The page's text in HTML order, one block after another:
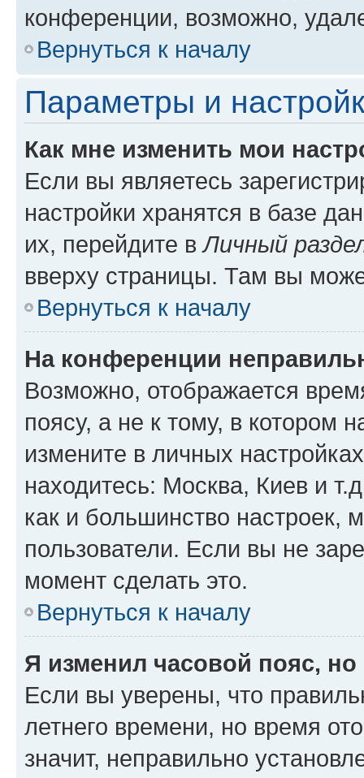
конференции, возможно,
Вернуться к началу
Параметры и
Как мне изменить мои
Если вы являетесь
настройки хранятся в базе
их, перейдите вЛичный
вверху страницы. Там вы
Вернуться к началу
На конференции
Возможно, отображается
поясу, а не к тому, в котором
измените в личных
находитесь: Москва, Киев и
как и большинство настроек,
пользователи. Если вы не
момент сделать это.
Вернуться к началу
Я изменил часовой пояс,
Если вы уверены, что
летнего времени, но время
значит, неправильно